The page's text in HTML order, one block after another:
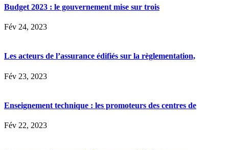
Budget 2023 : le gouvernement mise sur trois
Fév 24, 2023
Les acteurs de l’assurance édifiés sur la règlementation,
Fév 23, 2023
Enseignement technique : les promoteurs des centres de
Fév 22, 2023